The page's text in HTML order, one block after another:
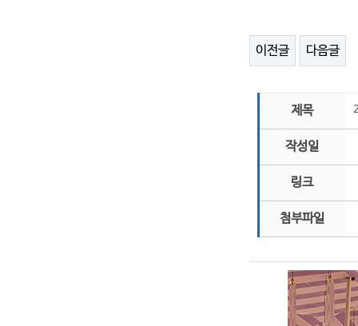
이전글 다음글
제목
작성일
링크
첨부파일